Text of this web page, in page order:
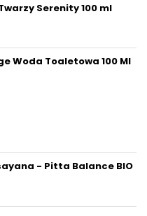
Serenity 100 ml
Woda Toaletowa 100 Ml
- Pitta Balance BIO